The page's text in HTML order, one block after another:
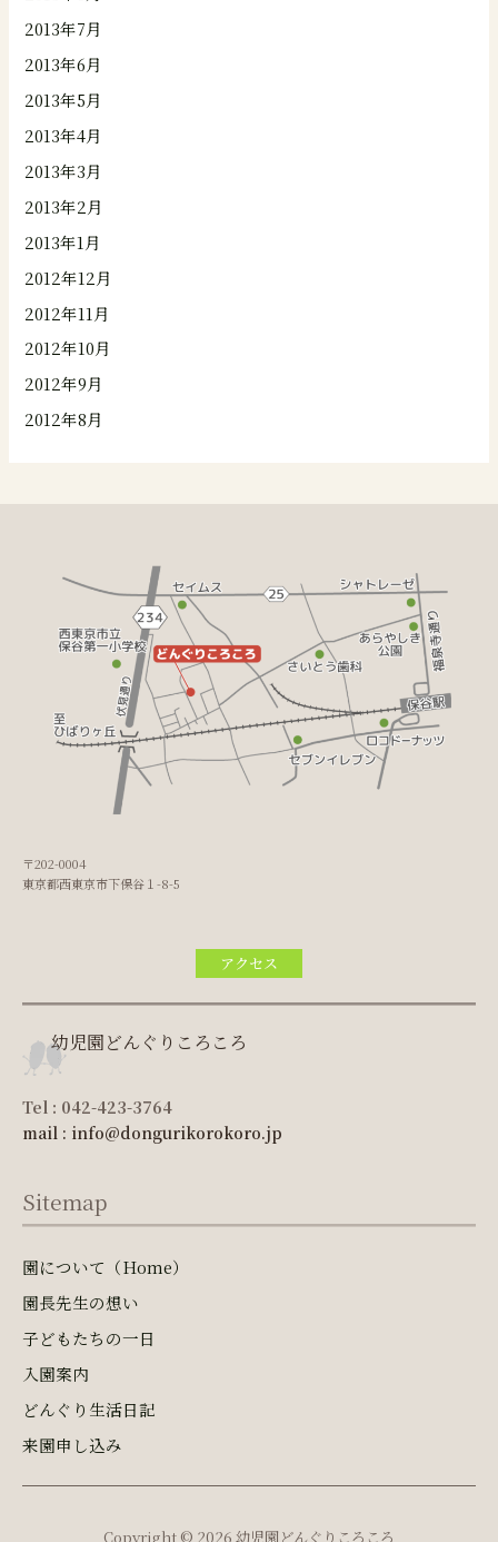
2013年7月
2013年6月
2013年5月
2013年4月
2013年3月
2013年2月
2013年1月
2012年12月
2012年11月
2012年10月
2012年9月
2012年8月
〒202-0004
東京都西東京市下保谷１-8-5
アクセス
幼児園どんぐりころころ
Tel : 042-423-3764
mail : info@dongurikorokoro.jp
Sitemap
園について（Home）
園長先生の想い
子どもたちの一日
入園案内
どんぐり生活日記
来園申し込み
Copyright © 2026 幼児園どんぐりころころ